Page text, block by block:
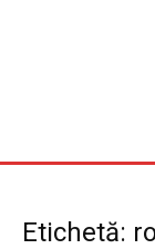
Etichetă: